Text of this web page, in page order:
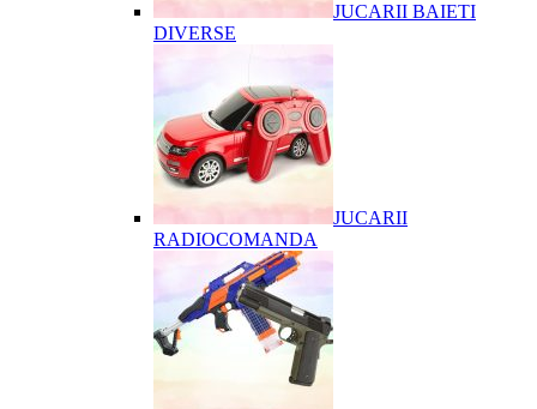
JUCARII BAIETI
DIVERSE
JUCARII
RADIOCOMANDA